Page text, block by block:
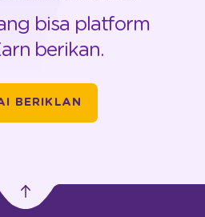
bisa platform
berikan.
BERIKLAN